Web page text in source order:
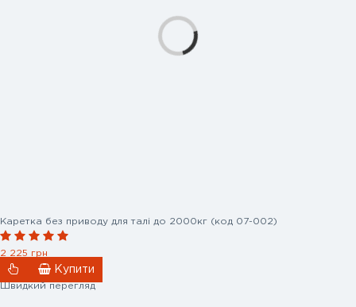
Каретка без приводу для талі до 2000кг (код 07-002)
2 225 грн
Купити
Швидкий перегляд